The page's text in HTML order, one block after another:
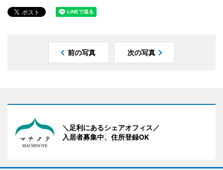
前の写真 次の写真
＼足利にあるシェアオフィス／
入居者募集中、住所登録OK